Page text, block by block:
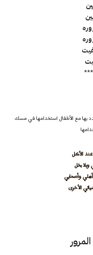
بها مع الأطفال استخدامها في مسك
الأكل
بخل
وأصحابي
الأخرى